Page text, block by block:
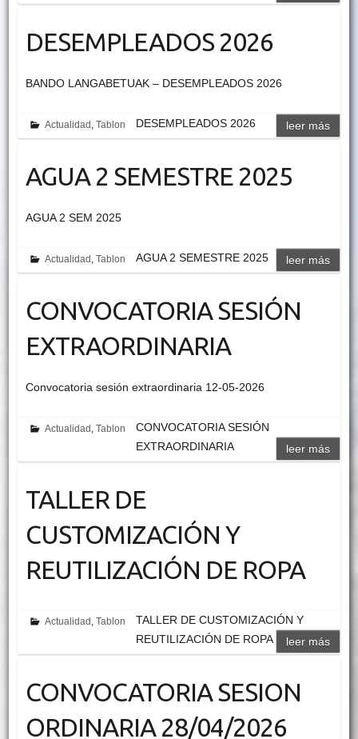
DESEMPLEADOS 2026
BANDO LANGABETUAK – DESEMPLEADOS 2026
Actualidad ,Tablon DESEMPLEADOS 2026 leer más
AGUA 2 SEMESTRE 2025
AGUA 2 SEM 2025
Actualidad,Tablon AGUA 2 SEMESTRE 2025 leer más
CONVOCATORIA SESIÓN
EXTRAORDINARIA
Convocatoria sesión extraordinaria 12-05-2026
Actualidad ,Tablon
CONVOCATORIA SESIÓN
EXTRAORDINARIA
leer más
TALLER DE
CUSTOMIZACIÓN Y
REUTILIZACIÓN DE ROPA
Actualidad ,Tablon
TALLER DE CUSTOMIZACIÓN Y
REUTILIZACIÓN DE ROPA
leer más
CONVOCATORIA SESION
ORDINARIA 28/04/2026